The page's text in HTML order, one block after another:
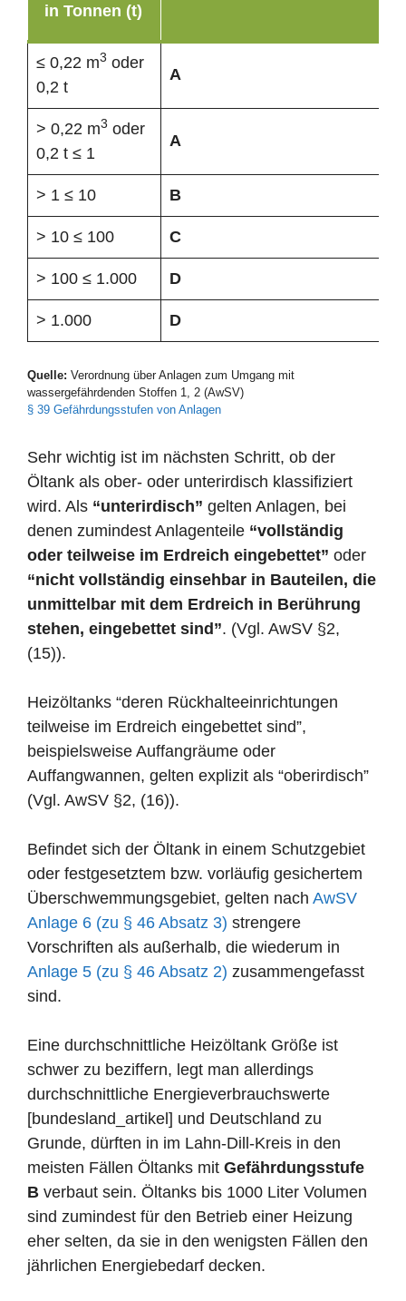
in Tonnen (t)
≤ 0,22 m3 oder
0,2 t
A
> 0,22 m3 oder
0,2 t ≤ 1
A
> 1 ≤ 10 B
> 10 ≤ 100 C
> 100 ≤ 1.000 D
> 1.000 D
Quelle: Verordnung über Anlagen zum Umgang mit
wassergefährdenden Stoffen 1, 2 (AwSV)
§ 39 Gefährdungsstufen von Anlagen
Sehr wichtig ist im nächsten Schritt, ob der
Öltank als ober- oder unterirdisch klassifiziert
wird. Als “unterirdisch” gelten Anlagen, bei
denen zumindest Anlagenteile “vollständig
oder teilweise im Erdreich eingebettet” oder
“nicht vollständig einsehbar in Bauteilen, die
unmittelbar mit dem Erdreich in Berührung
stehen, eingebettet sind”. (Vgl. AwSV §2,
(15)).
Heizöltanks “deren Rückhalteeinrichtungen
teilweise im Erdreich eingebettet sind”,
beispielsweise Auffangräume oder
Auffangwannen, gelten explizit als “oberirdisch”
(Vgl. AwSV §2, (16)).
Befindet sich der Öltank in einem Schutzgebiet
oder festgesetztem bzw. vorläufig gesichertem
Überschwemmungsgebiet, gelten nach AwSV
Anlage 6 (zu § 46 Absatz 3) strengere
Vorschriften als außerhalb, die wiederum in
Anlage 5 (zu § 46 Absatz 2) zusammengefasst
sind.
Eine durchschnittliche Heizöltank Größe ist
schwer zu beziffern, legt man allerdings
durchschnittliche Energieverbrauchswerte
[bundesland_artikel] und Deutschland zu
Grunde, dürften in im Lahn-Dill-Kreis in den
meisten Fällen Öltanks mit Gefährdungsstufe
B verbaut sein. Öltanks bis 1000 Liter Volumen
sind zumindest für den Betrieb einer Heizung
eher selten, da sie in den wenigsten Fällen den
jährlichen Energiebedarf decken.